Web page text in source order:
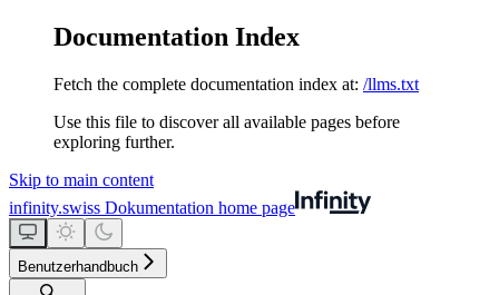
Documentation Index
Fetch the complete documentation index at: /llms.txt
Use this file to discover all available pages before
exploring further.
Skip to main content
infinity.swiss Dokumentation home page
Benutzerhandbuch